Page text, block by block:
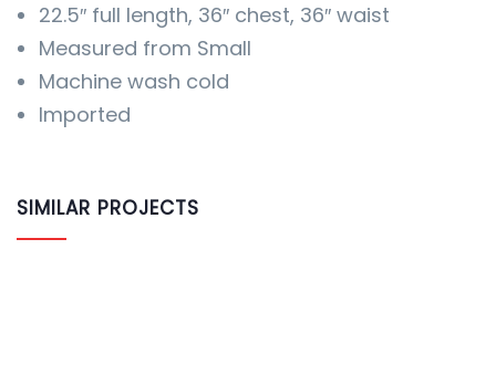
22.5″ full length, 36″ chest, 36″ waist
Measured from Small
Machine wash cold
Imported
SIMILAR PROJECTS